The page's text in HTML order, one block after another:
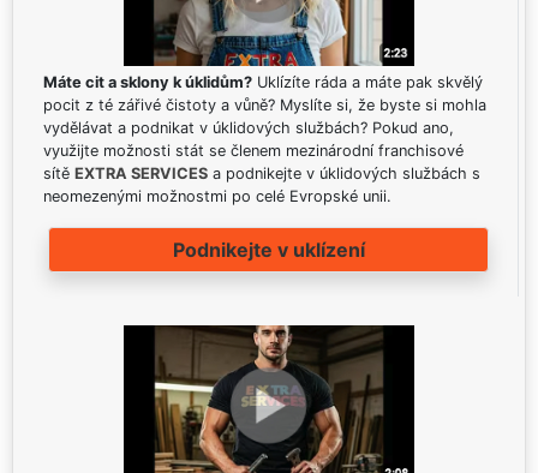
Máte cit a sklony k úklidům? Uklízíte ráda a máte pak skvělý
pocit z té zářivé čistoty a vůně? Myslíte si, že byste si mohla
vydělávat a podnikat v úklidových službách? Pokud ano,
využijte možnosti stát se členem mezinárodní franchisové
sítě EXTRA SERVICES a podnikejte v úklidových službách s
neomezenými možnostmi po celé Evropské unii.
Podnikejte v uklízení